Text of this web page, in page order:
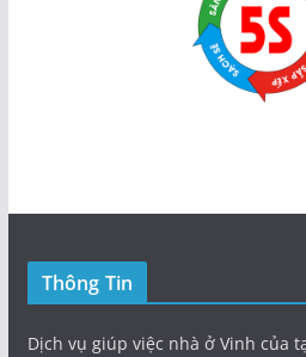
Thông Tin
Dịch vụ giúp việc nhà ở Vinh của